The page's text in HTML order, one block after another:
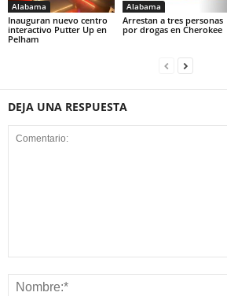
Alabama
Inauguran nuevo centro
interactivo Putter Up en
Pelham
Alabama
Arrestan a tres personas
por drogas en Cherokee
DEJA UNA RESPUESTA